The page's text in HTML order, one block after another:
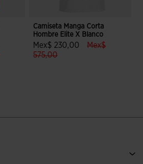
Camiseta Manga Corta
Hombre Elite X Blanco
Mex$ 230,00
Mex$
575,00label.price.to